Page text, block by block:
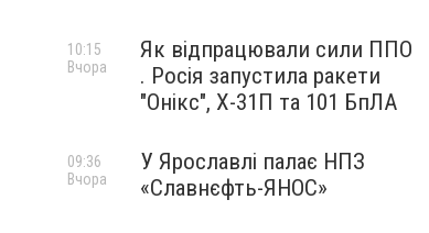
Як відпрацювали сили ППО
. Росія запустила ракети
"Онікс", Х-31П та 101 БпЛА
10:15
Вчора
У Ярославлі палає НПЗ
«Славнєфть-ЯНОС»
09:36
Вчора